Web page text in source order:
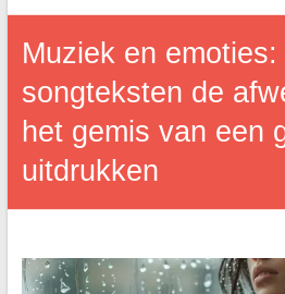
Muziek en emoties:
songteksten de
het gemis van een
uitdrukken